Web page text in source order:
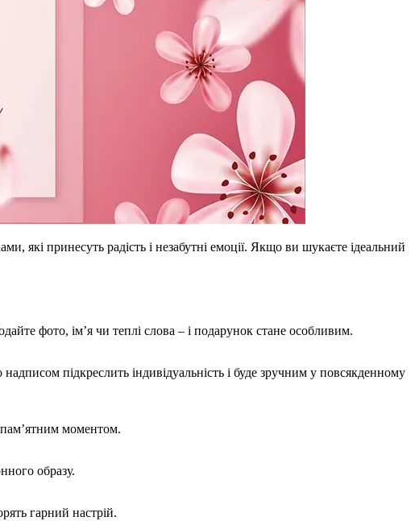
які принесуть радість і незабутні емоції. Якщо ви шукаєте ідеальний
фото, ім’я чи теплі слова – і подарунок стане особливим.
підкреслить індивідуальність і буде зручним у повсякденному
пам’ятним моментом.
образу.
гарний настрій.